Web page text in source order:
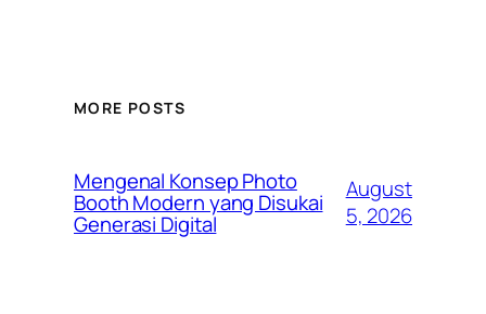
MORE POSTS
Mengenal Konsep Photo
Booth Modern yang Disukai
Generasi Digital
August
5, 2026